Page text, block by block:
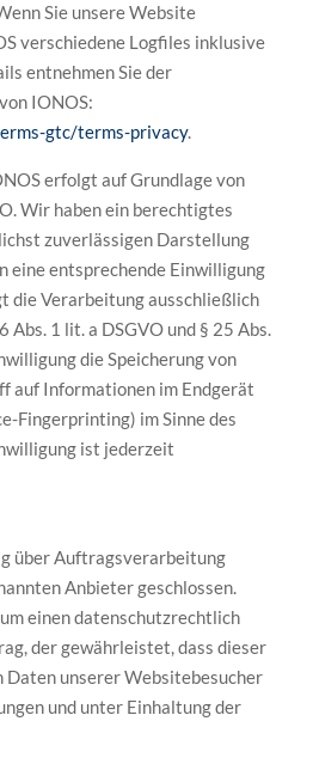
Sie unsere Website
verschiedene Logfiles inklusive
entnehmen Sie der
IONOS:
gtc/terms-privacy.
erfolgt auf Grundlage von
Wir haben ein berechtigtes
zuverlässigen Darstellung
eine entsprechende Einwilligung
die Verarbeitung ausschließlich
Abs. 1 lit. a DSGVO und § 25 Abs.
die Speicherung von
auf Informationen im Endgerät
Fingerprinting) im Sinne des
ist jederzeit
über Auftragsverarbeitung
Anbieter geschlossen.
einen datenschutzrechtlich
der gewährleistet, dass dieser
Daten unserer Websitebesucher
und unter Einhaltung der